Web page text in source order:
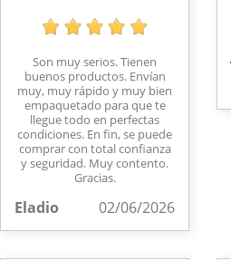
Son muy serios. Tienen
buenos productos. Envían
muy, muy rápido y muy bien
empaquetado para que te
llegue todo en perfectas
condiciones. En fin, se puede
comprar con total confianza
y seguridad. Muy contento.
Gracias.
Eladio 02/06/2026